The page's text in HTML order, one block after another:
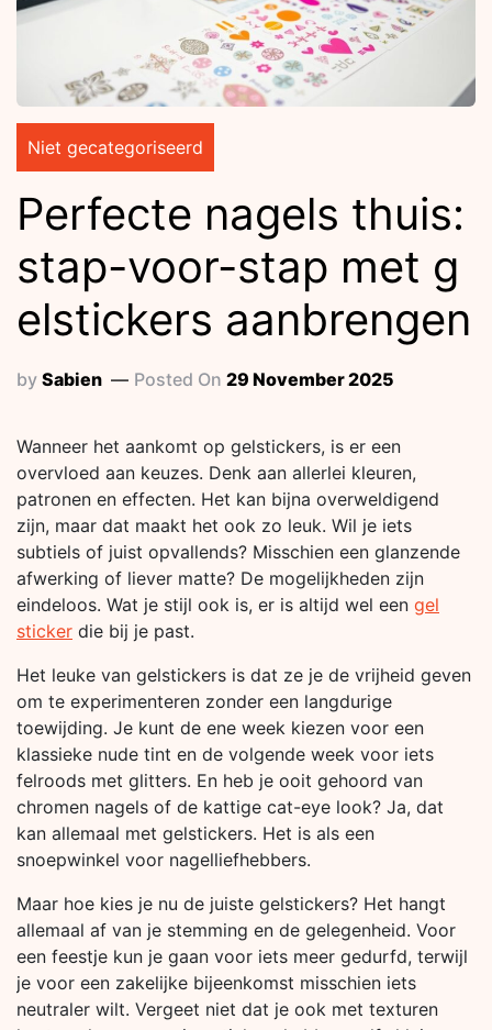
Niet gecategoriseerd
Perfecte nagels thuis:
stap-voor-stap met g
elstickers aanbrengen
by Sabien Posted On 29 November 2025
Wanneer het aankomt op gelstickers, is er een
overvloed aan keuzes. Denk aan allerlei kleuren,
patronen en effecten. Het kan bijna overweldigend
zijn, maar dat maakt het ook zo leuk. Wil je iets
subtiels of juist opvallends? Misschien een glanzende
afwerking of liever matte? De mogelijkheden zijn
eindeloos. Wat je stijl ook is, er is altijd wel een gel
sticker die bij je past.
Het leuke van gelstickers is dat ze je de vrijheid geven
om te experimenteren zonder een langdurige
toewijding. Je kunt de ene week kiezen voor een
klassieke nude tint en de volgende week voor iets
felroods met glitters. En heb je ooit gehoord van
chromen nagels of de kattige cat-eye look? Ja, dat
kan allemaal met gelstickers. Het is als een
snoepwinkel voor nagelliefhebbers.
Maar hoe kies je nu de juiste gelstickers? Het hangt
allemaal af van je stemming en de gelegenheid. Voor
een feestje kun je gaan voor iets meer gedurfd, terwijl
je voor een zakelijke bijeenkomst misschien iets
neutraler wilt. Vergeet niet dat je ook met texturen